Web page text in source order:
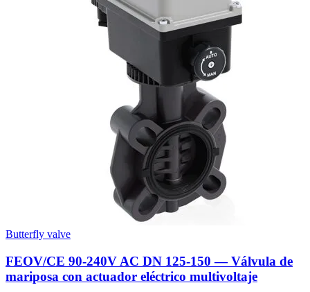
Butterfly valve
FEOV/CE 90-240V AC DN 125-150 — Válvula de
mariposa con actuador eléctrico multivoltaje